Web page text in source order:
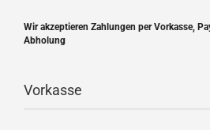
Wir akzeptieren Zahlungen per Vorkasse,
Abholung
Vorkasse